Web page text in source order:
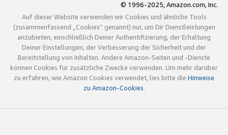
© 1996-2025, Amazon.com, Inc.
Auf dieser Website verwenden wir Cookies und ähnliche Tools
(zusammenfassend „Cookies“ genannt) nur, um Dir Dienstleistungen
anzubieten, einschließlich Deiner Authentifizierung, der Erhaltung
Deiner Einstellungen, der Verbesserung der Sicherheit und der
Bereitstellung von Inhalten. Andere Amazon-Seiten und -Dienste
können Cookies für zusätzliche Zwecke verwenden. Um mehr darüber
zu erfahren, wie Amazon Cookies verwendet, lies bitte die Hinweise
zu Amazon-Cookies.